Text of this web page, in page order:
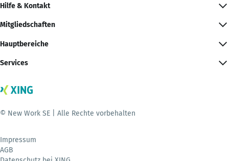
Hilfe & Kontakt
Mitgliedschaften
Hauptbereiche
Services
© New Work SE | Alle Rechte vorbehalten
Impressum
AGB